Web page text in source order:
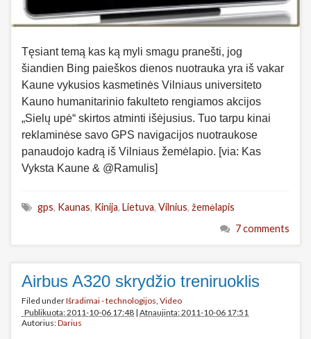
Tęsiant temą kas ką myli smagu pranešti, jog
šiandien Bing paieškos dienos nuotrauka yra iš vakar
Kaune vykusios kasmetinės Vilniaus universiteto
Kauno humanitarinio fakulteto rengiamos akcijos
„Sielų upė“ skirtos atminti išėjusius. Tuo tarpu kinai
reklaminėse savo GPS navigacijos nuotraukose
panaudojo kadrą iš Vilniaus žemėlapio. [via: Kas
Vyksta Kaune & @Ramulis]
gps, Kaunas, Kinija, Lietuva, Vilnius, žemėlapis
7 comments
Airbus A320 skrydžio treniruoklis
Filed underIšradimai - technologijos Video
Publikuota: 2011-10-06 17:48 | Atnaujinta: 2011-10-06 17:51
Autorius:Darius